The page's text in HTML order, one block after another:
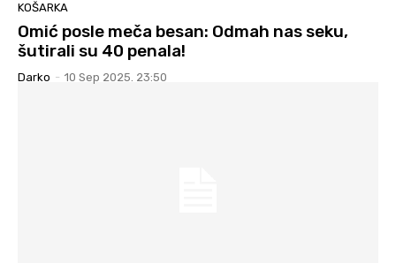
KOŠARKA
Omić posle meča besan: Odmah nas seku,
šutirali su 40 penala!
Darko - 10 Sep 2025. 23:50